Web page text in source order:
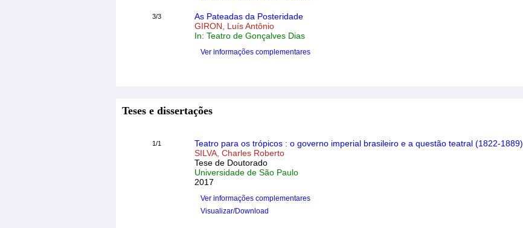
3/3
As Pateadas da Posteridade
GIRON, Luís Antônio
In: Teatro de Gonçalves Dias
Ver informações complementares
Teses e dissertações
1/1
Teatro para os trópicos : o governo imperial brasileiro e a questão teatral (1822-1889).
SILVA, Charles Roberto
Tese de Doutorado
Universidade de São Paulo
2017
Ver informações complementares
Visualizar/Download